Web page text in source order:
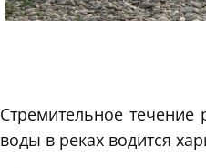
Стремительное
воды в реках водится